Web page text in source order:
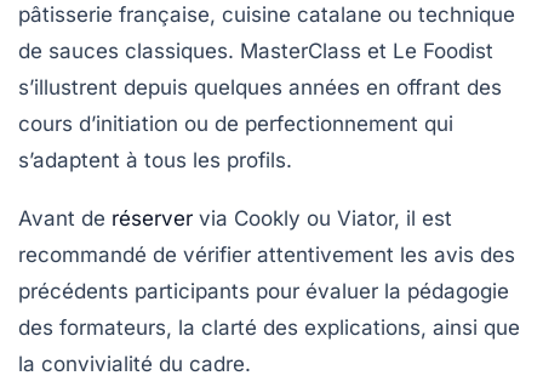
pâtisserie française, cuisine catalane ou technique
de sauces classiques. MasterClass et Le Foodist
s’illustrent depuis quelques années en offrant des
cours d’initiation ou de perfectionnement qui
s’adaptent à tous les profils.
Avant de réserver via Cookly ou Viator, il est
recommandé de vérifier attentivement les avis des
précédents participants pour évaluer la pédagogie
des formateurs, la clarté des explications, ainsi que
la convivialité du cadre.